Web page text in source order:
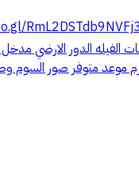
مستخدمه ١١ سنه الشارع ٢٠م